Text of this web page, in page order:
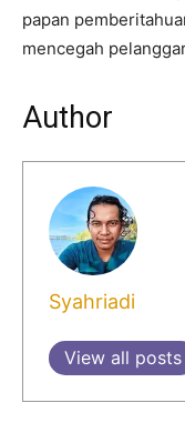
papan
mencegah
Author
Syahriadi
View all posts